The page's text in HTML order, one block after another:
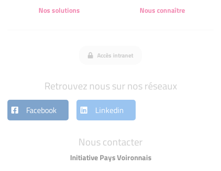
Nous contacter
Initiative Pays Voironnais
Nos solutions
Nous connaître
Accès intranet
Retrouvez nous sur nos réseaux
Facebook Linkedin